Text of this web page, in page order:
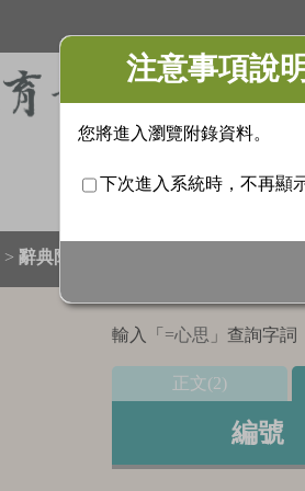
> 辭典附錄
輸入「 =心思 」查詢字
正文(2)
編號